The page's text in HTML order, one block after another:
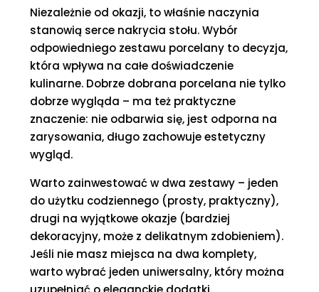
Niezależnie od okazji, to właśnie naczynia
stanowią serce nakrycia stołu. Wybór
odpowiedniego zestawu porcelany to decyzja,
która wpływa na całe doświadczenie
kulinarne. Dobrze dobrana porcelana nie tylko
dobrze wygląda – ma też praktyczne
znaczenie: nie odbarwia się, jest odporna na
zarysowania, długo zachowuje estetyczny
wygląd.
Warto zainwestować w dwa zestawy – jeden
do użytku codziennego (prosty, praktyczny),
drugi na wyjątkowe okazje (bardziej
dekoracyjny, może z delikatnym zdobieniem).
Jeśli nie masz miejsca na dwa komplety,
warto wybrać jeden uniwersalny, który można